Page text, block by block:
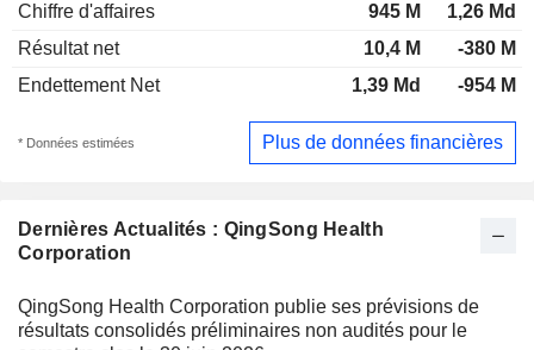
Dernières Actualités : QingSong Health
Corporation
QingSong Health Corporation publie ses prévisions de
résultats consolidés préliminaires non audités pour le
Chiffre d'affaires
945 M
1,26 Md
Résultat net
10,4 M
-380 M
Endettement Net
1,39 Md -954 M
* Données estimées Plus de données financières